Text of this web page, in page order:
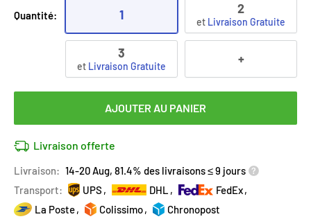
Quantité: 1 2
et Livraison Gratuite
3
et Livraison Gratuite +
AJOUTER AU PANIER
Livraison offerte
Livraison: 14-20 Aug, 81.4% des livraisons ≤ 9 jours
Transport:
UPS DHL
FedEx
La Poste
Colissimo Chronopost